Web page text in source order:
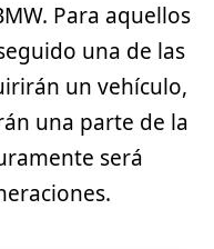
Para aquellos
una de las
un vehículo,
una parte de la
será